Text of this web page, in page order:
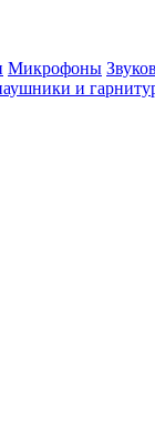
Микрофоны
и